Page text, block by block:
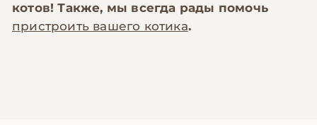
котов! Также, мы всегда рады помочь
пристроить вашего котика.